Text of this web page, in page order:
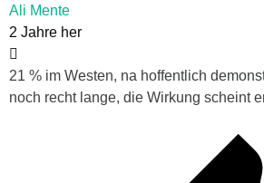
Ali Mente
2 Jahre her
21 % im Westen, na hoffentlich
noch recht lange, die Wirkung scheint